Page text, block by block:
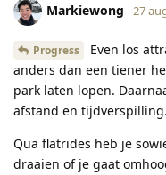
Markiewong 27
Progress
Even los
anders dan een tiener
park laten lopen.
afstand en tijdverspilling.
Qua flatrides heb je
draaien of je gaat